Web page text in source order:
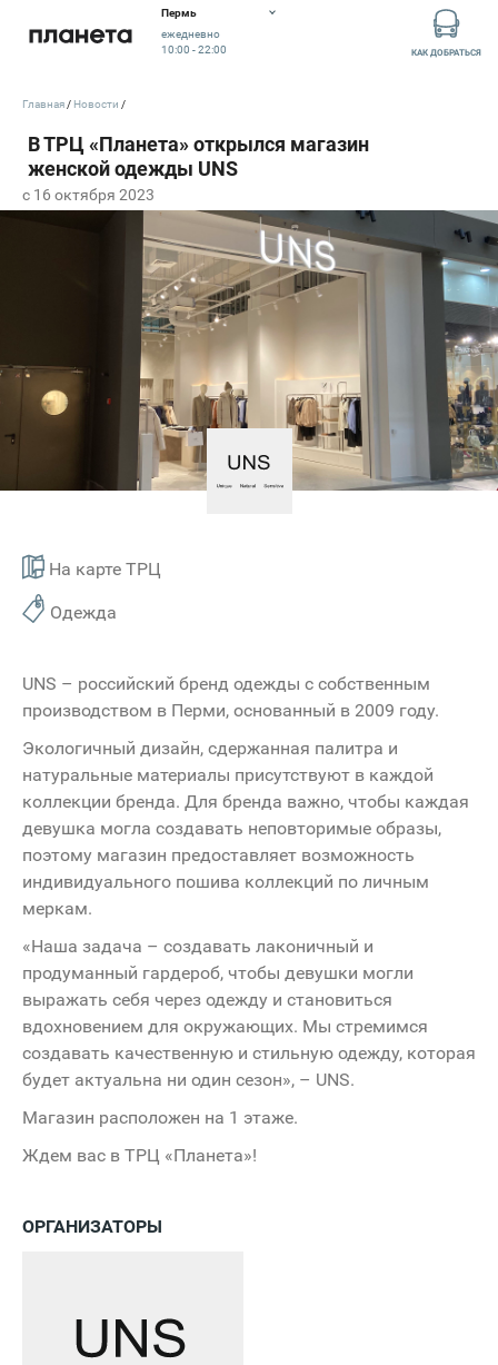
Пермь
ежедневно
10:00 - 22:00
КАК ДОБРАТЬСЯ
c 16 октября 2023
На карте ТРЦ
Одежда
Главная Новости
UNS – российский бренд одежды с собственным
производством в Перми, основанный в 2009 году.
Экологичный дизайн, сдержанная палитра и
натуральные материалы присутствуют в каждой
коллекции бренда. Для бренда важно, чтобы каждая
девушка могла создавать неповторимые образы,
поэтому магазин предоставляет возможность
индивидуального пошива коллекций по личным
меркам.
«Наша задача – создавать лаконичный и
продуманный гардероб, чтобы девушки могли
выражать себя через одежду и становиться
вдохновением для окружающих. Мы стремимся
создавать качественную и стильную одежду, которая
будет актуальна ни один сезон», – UNS.
Магазин расположен на 1 этаже.
Ждем вас в ТРЦ «Планета»!
ОРГАНИЗАТОРЫ